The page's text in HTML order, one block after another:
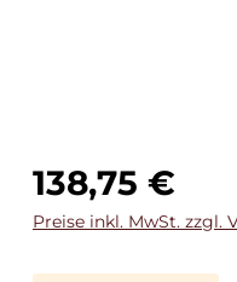
Regulärer Preis:
138,75 €
Preise inkl. MwSt. zzgl.